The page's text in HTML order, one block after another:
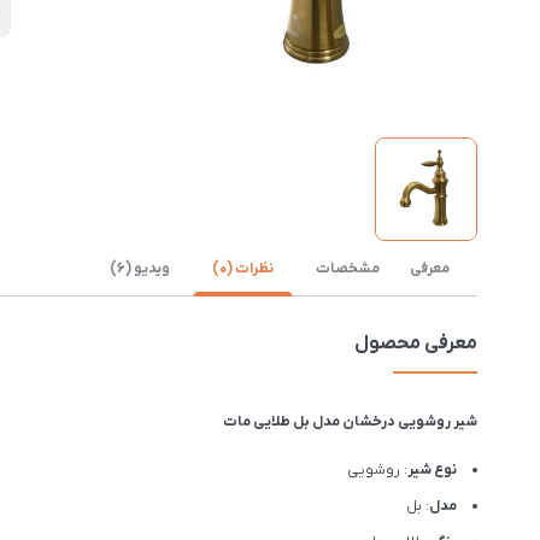
معرفی مشخصات نظرات (0) ویدیو (6)
معرفی محصول
شیر روشویی درخشان مدل بل طلایی مات
نوع شیر: روشویی
مدل: بل